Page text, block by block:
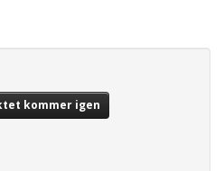
kommer igen